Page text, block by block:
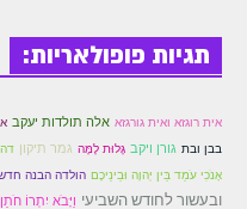
תגיות פופולאריות:
אית רוגזא ואית גורגזא אלה תולדות יעקב
בבן ובת גורן ויקב גָּלוּת לָמָּה גמר תיקון
אָנֹכִי עֹמֵד בֵּין יְהוָה וּבֵינֵיכֶם הולדה הבנה
ובעשור לחודש השביעי וַיָּבֹא יִתְרוֹ